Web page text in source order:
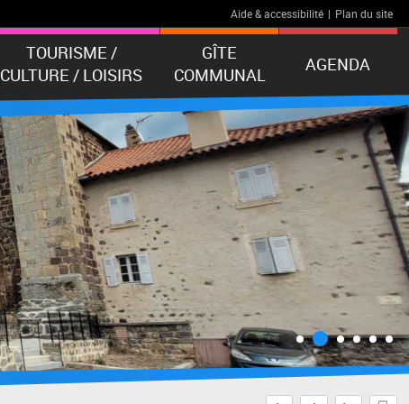
Aide & accessibilité | Plan du site
TOURISME /
CULTURE / LOISIRS
GÎTE
COMMUNAL
AGENDA